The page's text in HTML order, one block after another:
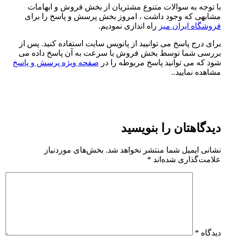
با توجه به سوالات متنوع مشتریان از بخش فروش و ابهامات
مشابهی که وجود داشت ، امروز بخش پرسش و پاسخ را برای
فروشگاه ایران میز راه اندازی نمودیم.
برای درج پاسخ می توانیید از پانویس سایت استفاده کنید. پس از
بررسی شما توسط بخش فروش با سرعت به آن پاسخ داده می
شود که می توانید پاسخ مربوطه را در صفحه ویژه پرسش و پاسخ
مشاهده نمایید..
دیدگاهتان را بنویسید
نشانی ایمیل شما منتشر نخواهد شد. بخش‌های موردنیاز
علامت‌گذاری شده‌اند *
دیدگاه *